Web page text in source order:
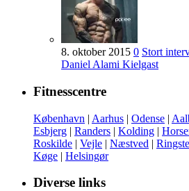
8. oktober 2015 0 Stort
Daniel Alami Kielgast
Fitnesscentre
København | Aarhus | Odense |
Esbjerg | Randers | Kolding |
Roskilde | Vejle | Næstved |
Køge | Helsingør
Diverse links